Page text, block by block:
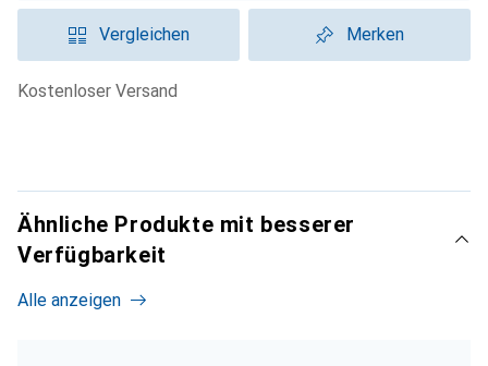
Vergleichen Merken
kostenloser Versand
Ähnliche Produkte mit besserer
Verfügbarkeit
Alle anzeigen